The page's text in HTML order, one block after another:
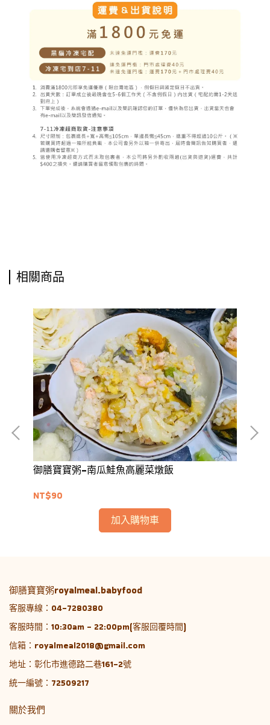
相關商品
御膳寶寶粥-南瓜鮭魚高麗菜燉飯
NT$90
加入購物車
御膳寶寶粥royalmeal.babyfood
客服專線：04-7280380
客服時間：10:30am - 22:00pm(客服回覆時間)
信箱：royalmeal2018@gmail.com
地址：彰化市進德路二巷161-2號
統一編號：72509217
關於我們